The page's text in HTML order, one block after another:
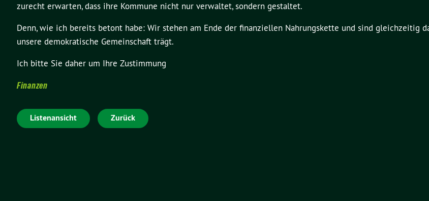
zurecht erwarten, dass ihre Kommune nicht nur verwaltet, sondern gestaltet.
Denn, wie ich bereits betont habe: Wir stehen am Ende der finanziellen Nahrungskette und sind gleichzeitig
unsere demokratische Gemeinschaft trägt.
Ich bitte Sie daher um Ihre Zustimmung
Finanzen
Listenansicht Zurück